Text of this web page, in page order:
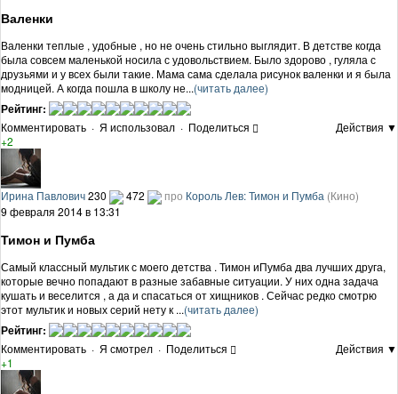
Валенки
Валенки теплые , удобные , но не очень стильно выглядит. В детстве когда
была совсем маленькой носила с удовольствием. Было здорово , гуляла с
друзьями и у всех были такие. Мама сама сделала рисунок валенки и я была
модницей. А когда пошла в школу не...(читать далее)
Рейтинг:
Комментировать · Я использовал · Поделиться
Действия ▼
+2
Ирина Павлович230 472 про Король Лев: Тимон и Пумба (Кино)
9 февраля 2014 в 13:31
Тимон и Пумба
Самый классный мультик с моего детства . Тимон иПумба два лучших друга,
которые вечно попадают в разные забавные ситуации. У них одна задача
кушать и веселится , а да и спасаться от хищников . Сейчас редко смотрю
этот мультик и новых серий нету к ...(читать далее)
Рейтинг:
Комментировать · Я смотрел · Поделиться
Действия ▼
+1